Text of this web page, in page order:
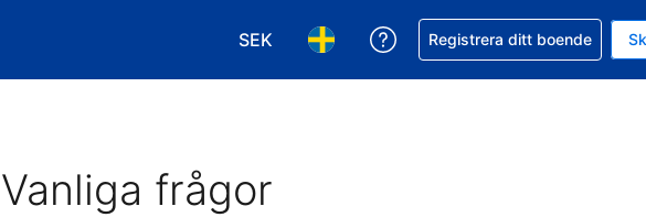
SEK
Välj valuta. Din nuvarande valuta är Svenska
Välj språk. Ditt nuvarande språk är
Få hjälp med din bokning
Registrera ditt boende
Vanliga frågor